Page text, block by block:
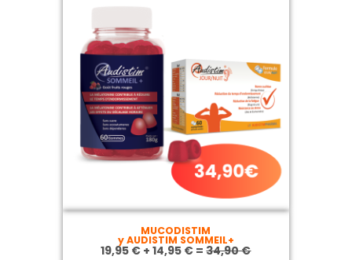
MUCODISTIM
y AUDISTIM SOMMEIL+
19,95 € + 14,95 € =34,90 €